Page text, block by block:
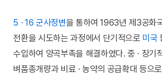
5 · 16 군사정변을 통하여 1963년 제3공화
전환을 시도하는 과정에서 단기적으로 미국
수입하여 양곡부족을 해결하였다. 중 · 장기
벼품종개량과 비료 · 농약의 공급확대 등으